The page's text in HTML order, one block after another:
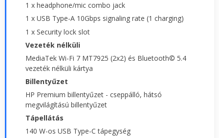
1 x headphone/mic combo jack
1 x USB Type-A 10Gbps signaling rate (1 charging)
1 x Security lock slot
Vezeték nélküli
MediaTek Wi-Fi 7 MT7925 (2x2) és Bluetooth© 5.4
vezeték nélküli kártya
Billentyűzet
HP Premium billentyűzet - cseppálló, hátsó
megvilágítású billentyűzet
Tápellátás
140 W-os USB Type-C tápegység